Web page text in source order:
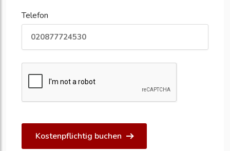
Telefon
Kostenpflichtig buchen